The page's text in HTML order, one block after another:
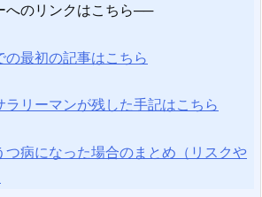
へのリンクはこちら──
最初の記事はこちら
リーマンが残した手記はこちら
病になった場合のまとめ（リスクや